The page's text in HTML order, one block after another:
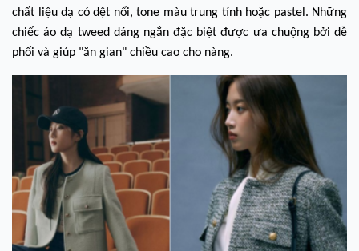
chất liệu dạ có dệt nổi, tone màu trung tính hoặc pastel. Những
chiếc áo dạ tweed dáng ngắn đặc biệt được ưa chuộng bởi dễ
phối và giúp "ăn gian" chiều cao cho nàng.